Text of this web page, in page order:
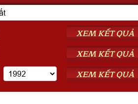
XEM KẾT QUẢ
XEM KẾT QUẢ
XEM KẾT QUẢ